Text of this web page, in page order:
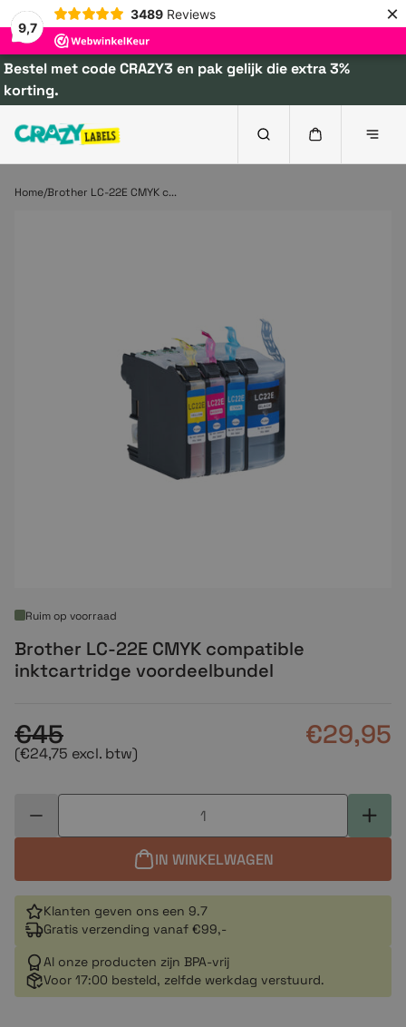
9,7
3489 Reviews ×
Bestel met code CRAZY3 en pak gelijk die extra 3%
korting.
Home Brother LC-22E CMYK c...
Ruim op voorraad
Brother LC-22E CMYK compatible
inktcartridge voordeelbundel
€45 €29,95
(€24,75 excl. btw)
IN WINKELWAGEN
Klanten geven ons een 9.7
Gratis verzending vanaf €99,-
Al onze producten zijn BPA-vrij
Voor 17:00 besteld, zelfde werkdag verstuurd.